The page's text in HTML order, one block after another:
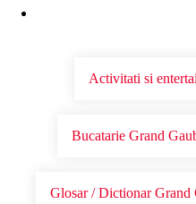
Activitati si
Bucatarie Grand
Glosar / Dictionar Grand